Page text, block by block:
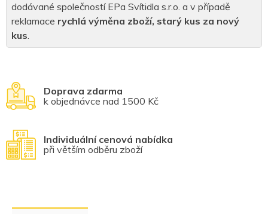
Doprava zdarma
k objednávce nad 1500 Kč
Individuální cenová nabídka
při větším odběru zboží
dodávané společností EPa Svítidla s.r.o. a v případě
reklamace rychlá výměna zboží, starý kus za nový
kus.